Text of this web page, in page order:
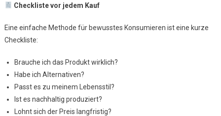
Checkliste vor jedem Kauf
Eine einfache Methode für bewusstes Konsumieren ist eine kurze
Checkliste:
Brauche ich das Produkt wirklich?
Habe ich Alternativen?
Passt es zu meinem Lebensstil?
Ist es nachhaltig produziert?
Lohnt sich der Preis langfristig?